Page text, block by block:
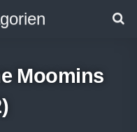
Moomins